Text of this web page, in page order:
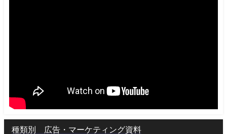
種類別 広告・マーケティング資料